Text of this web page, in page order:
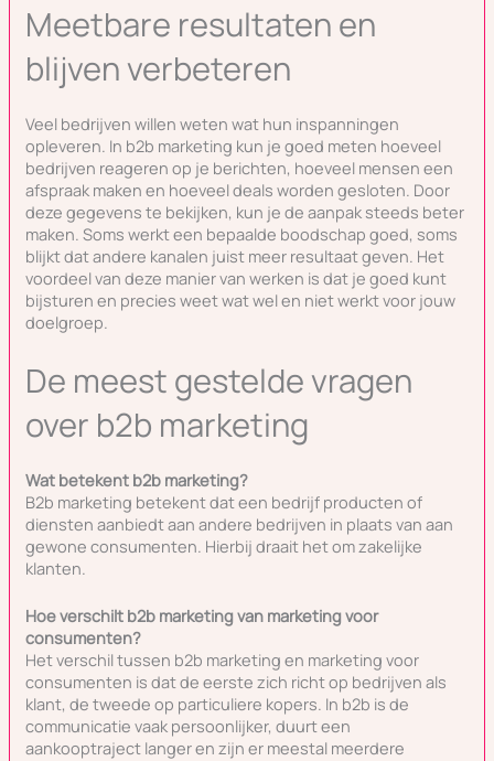
Meetbare resultaten en
blijven verbeteren
Veel bedrijven willen weten wat hun inspanningen
opleveren. In b2b marketing kun je goed meten hoeveel
bedrijven reageren op je berichten, hoeveel mensen een
afspraak maken en hoeveel deals worden gesloten. Door
deze gegevens te bekijken, kun je de aanpak steeds beter
maken. Soms werkt een bepaalde boodschap goed, soms
blijkt dat andere kanalen juist meer resultaat geven. Het
voordeel van deze manier van werken is dat je goed kunt
bijsturen en precies weet wat wel en niet werkt voor jouw
doelgroep.
De meest gestelde vragen
over b2b marketing
Wat betekent b2b marketing?
B2b marketing betekent dat een bedrijf producten of
diensten aanbiedt aan andere bedrijven in plaats van aan
gewone consumenten. Hierbij draait het om zakelijke
klanten.
Hoe verschilt b2b marketing van marketing voor
consumenten?
Het verschil tussen b2b marketing en marketing voor
consumenten is dat de eerste zich richt op bedrijven als
klant, de tweede op particuliere kopers. In b2b is de
communicatie vaak persoonlijker, duurt een
aankooptraject langer en zijn er meestal meerdere